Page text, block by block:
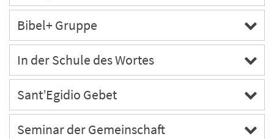
Bibel+ Gruppe
In der Schule des Wortes
Sant’Egidio Gebet
Seminar der Gemeinschaft